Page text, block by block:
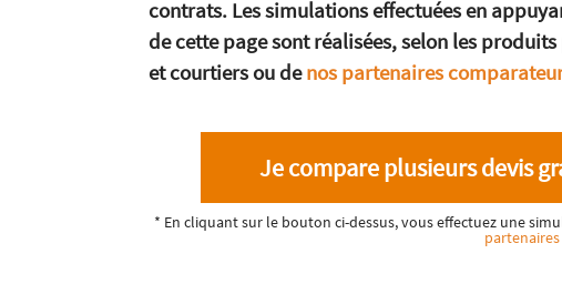
contrats. Les simulations effectuées en
de cette page sont réalisées, selon les
et courtiers ou denos partenaires
Je compare plusieurs devis
* En cliquant sur le bouton ci-dessus, vous effectuez une